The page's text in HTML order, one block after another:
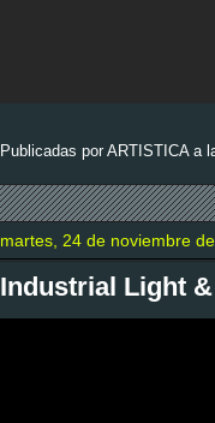
Publicadas por ARTISTICA a
martes, 24 de noviembre
Industrial Light